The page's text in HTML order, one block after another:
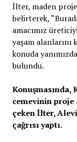
İlter, maden
belirterek,
amacımız
yaşam alanlarını
konuda
bulundu.
Konuşmasında,
cemevinin proje
çeken İlter,
çağrısı yaptı.